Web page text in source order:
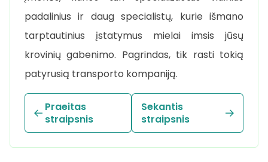
padalinius ir daug specialistų, kurie išmano
tarptautinius įstatymus mielai imsis jūsų
krovinių gabenimo. Pagrindas, tik rasti tokią
patyrusią transporto kompaniją.
Praeitas
straipsnis
Sekantis
straipsnis